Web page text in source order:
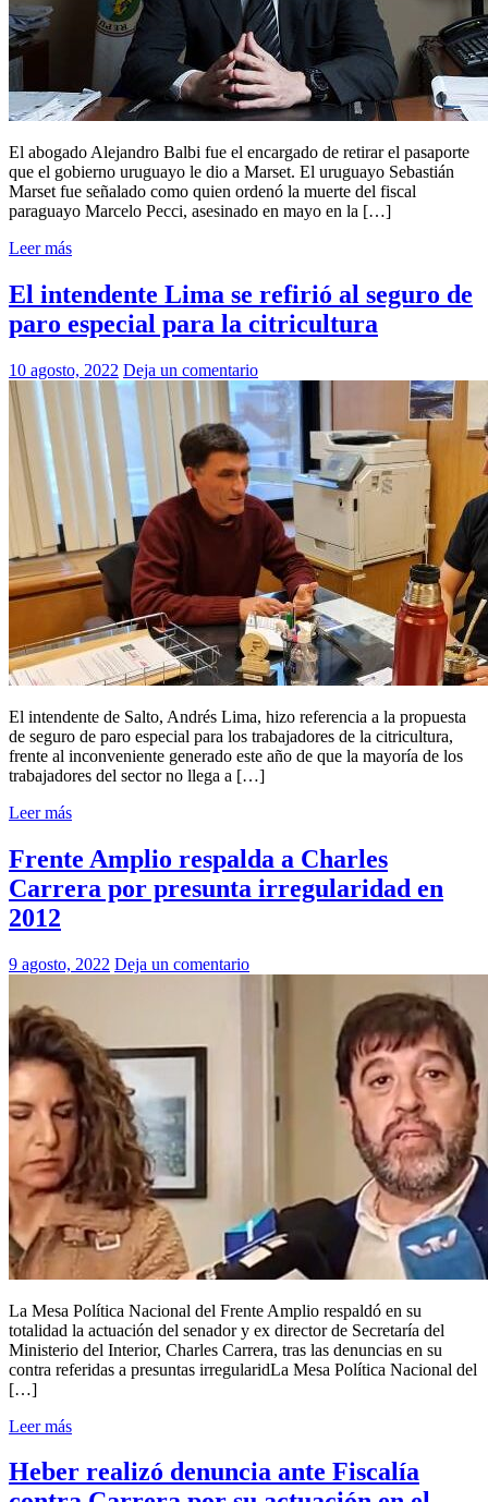
El abogado Alejandro Balbi fue el encargado de retirar el pasaporte
que el gobierno uruguayo le dio a Marset. El uruguayo Sebastián
Marset fue señalado como quien ordenó la muerte del fiscal
paraguayo Marcelo Pecci, asesinado en mayo en la […]
Leer más
El intendente Lima se refirió al seguro de
paro especial para la citricultura
10 agosto, 2022 Deja un comentario
El intendente de Salto, Andrés Lima, hizo referencia a la propuesta
de seguro de paro especial para los trabajadores de la citricultura,
frente al inconveniente generado este año de que la mayoría de los
trabajadores del sector no llega a […]
Leer más
Frente Amplio respalda a Charles
Carrera por presunta irregularidad en
2012
9 agosto, 2022 Deja un comentario
La Mesa Política Nacional del Frente Amplio respaldó en su
totalidad la actuación del senador y ex director de Secretaría del
Ministerio del Interior, Charles Carrera, tras las denuncias en su
contra referidas a presuntas irregularidLa Mesa Política Nacional del
[…]
Leer más
Heber realizó denuncia ante Fiscalía